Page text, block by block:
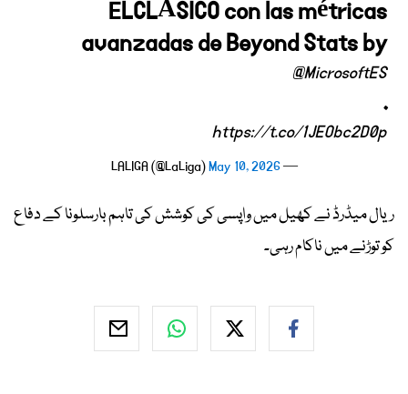
ELCLÁSICO con las métricas
avanzadas de Beyond Stats by
@MicrosoftES
.
https://t.co/1JEObc2D0p
— LALIGA (@LaLiga)
May 10, 2026
ریال میڈرڈ نے کھیل میں واپسی کی کوشش کی تاہم بارسلونا کے دفاع
کو توڑنے میں ناکام رہی۔